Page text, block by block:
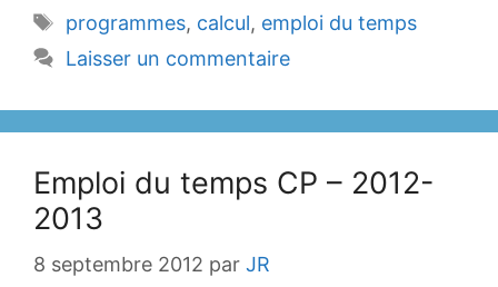
Étiquettes
programmes, calcul, emploi du temps
Laisser un commentaire
Emploi du temps CP – 2012-
2013
8 septembre 2012 par JR